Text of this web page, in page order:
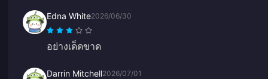
Edna White2026/06/30
อย่างเด็ดขาด
Darrin Mitchell2026/07/01